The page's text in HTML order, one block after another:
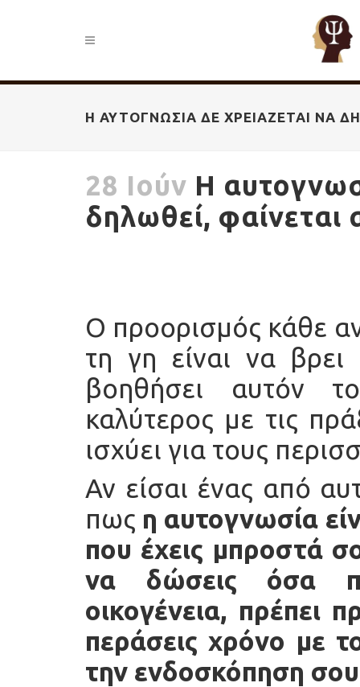
Η ΑΥΤΟΓΝΩΣΊΑ ΔΕ ΧΡΕΙΆΖΕΤΑΙ ΝΑ
28 Ιούν Η
δηλωθεί,
Ο προορισμός κάθε
τη γη είναι να
βοηθήσει αυτόν
καλύτερος με τις
ισχύει για τους
Αν είσαι ένας από
πως η αυτογνωσία
που έχεις μπροστά
να δώσεις όσα
οικογένεια, πρέπει
περάσεις χρόνο με
την ενδοσκόπηση